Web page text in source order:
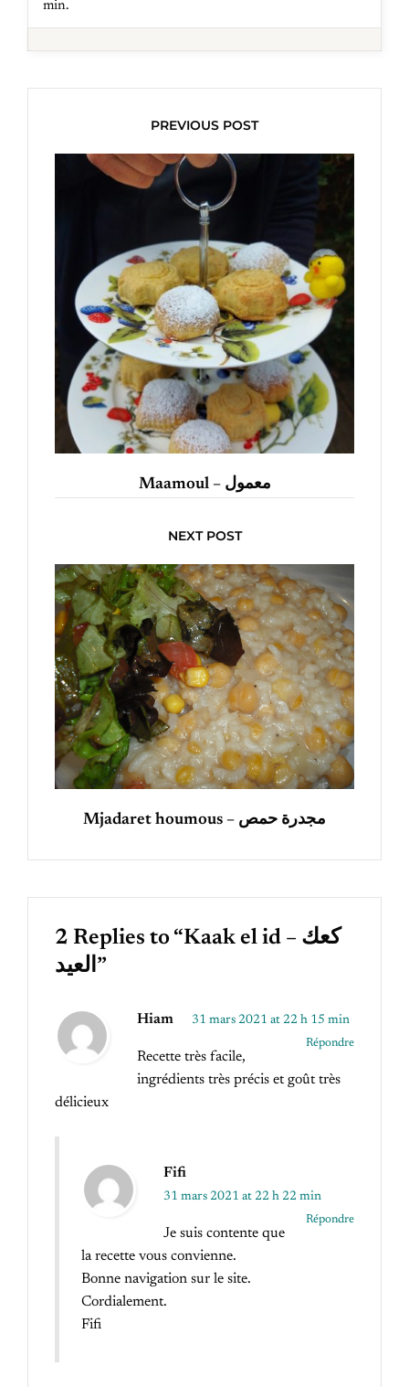
min.
PREVIOUS POST
Maamoul – معمول
NEXT POST
Mjadaret houmous – مجدرة حمص
2 Replies to “Kaak el id – كعك
العيد”
Hiam 31 mars 2021 at 22 h 15 min
Répondre
Recette très facile,
ingrédients très précis et goût très
délicieux
Fifi
31 mars 2021 at 22 h 22 min
Répondre
Je suis contente que
la recette vous convienne.
Bonne navigation sur le site.
Cordialement.
Fifi